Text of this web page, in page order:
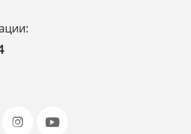
войдите с помощью